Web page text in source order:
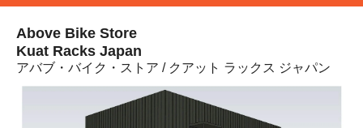
Above Bike Store
Kuat Racks Japan
アバブ・バイク・ストア / クアット ラックス ジャパン